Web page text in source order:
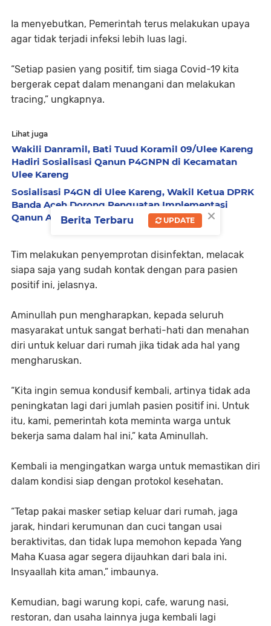
Ia menyebutkan, Pemerintah terus melakukan upaya
agar tidak terjadi infeksi lebih luas lagi.
“Setiap pasien yang positif, tim siaga Covid-19 kita
bergerak cepat dalam menangani dan melakukan
tracing,” ungkapnya.
Lihat juga
Wakili Danramil, Bati Tuud Koramil 09/Ulee Kareng
Hadiri Sosialisasi Qanun P4GNPN di Kecamatan
Ulee Kareng
Sosialisasi P4GN di Ulee Kareng, Wakil Ketua DPRK
Banda Aceh Dorong Penguatan Implementasi
Qanun Antinarkoba
Tim melakukan penyemprotan disinfektan, melacak
siapa saja yang sudah kontak dengan para pasien
positif ini, jelasnya.
Aminullah pun mengharapkan, kepada seluruh
masyarakat untuk sangat berhati-hati dan menahan
diri untuk keluar dari rumah jika tidak ada hal yang
mengharuskan.
“Kita ingin semua kondusif kembali, artinya tidak ada
peningkatan lagi dari jumlah pasien positif ini. Untuk
itu, kami, pemerintah kota meminta warga untuk
bekerja sama dalam hal ini,” kata Aminullah.
Kembali ia mengingatkan warga untuk memastikan diri
dalam kondisi siap dengan protokol kesehatan.
“Tetap pakai masker setiap keluar dari rumah, jaga
jarak, hindari kerumunan dan cuci tangan usai
beraktivitas, dan tidak lupa memohon kepada Yang
Maha Kuasa agar segera dijauhkan dari bala ini.
Insyaallah kita aman,” imbaunya.
Kemudian, bagi warung kopi, cafe, warung nasi,
restoran, dan usaha lainnya juga kembali lagi
×
Berita Terbaru UPDATE